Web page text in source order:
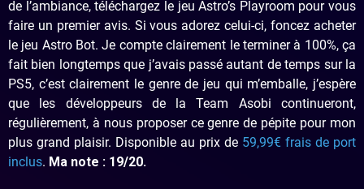
de l’ambiance, téléchargez le jeu Astro’s Playroom pour vous
faire un premier avis. Si vous adorez celui-ci, foncez acheter
le jeu Astro Bot. Je compte clairement le terminer à 100%, ça
fait bien longtemps que j’avais passé autant de temps sur la
PS5, c’est clairement le genre de jeu qui m’emballe, j’espère
que les développeurs de la Team Asobi continueront,
régulièrement, à nous proposer ce genre de pépite pour mon
plus grand plaisir. Disponible au prix de 59,99€ frais de port
inclus. Ma note : 19/20.